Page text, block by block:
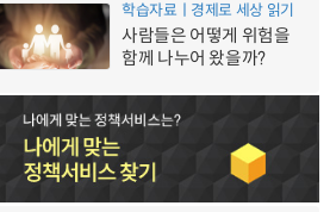
학습자료ㅣ경제로 세상 읽기
사람들은 어떻게 위험을
함께 나누어 왔을까?